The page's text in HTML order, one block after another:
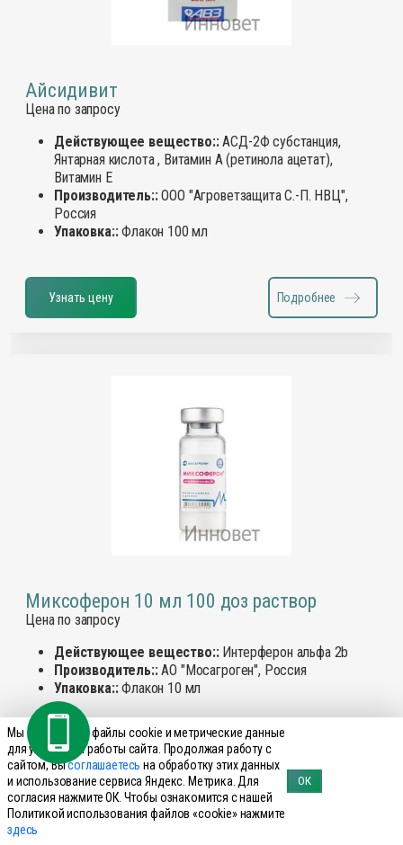
Айсидивит
Цена по запросу
Действующее вещество::АСД-2Ф субстанция,
Янтарная кислота , Витамин А (ретинола ацетат),
Витамин Е
Производитель::ООО "Агроветзащита С.-П. НВЦ",
Россия
Упаковка::Флакон 100 мл
Узнать цену Подробнее
Миксоферон 10 мл 100 доз раствор
Цена по запросу
Действующее вещество::Интерферон альфа 2b
Производитель::АО "Мосагроген", Россия
Упаковка::Флакон 10 мл
Узнать цену
Мы используем файлы cookie и метрические данные
для улучшения работы сайта. Продолжая работу с
сайтом, Высоглашаетесь на обработку этих данных
и использование сервиса Яндекс. Метрика. Для
согласия нажмите ОК. Чтобы ознакомится с нашей
Политикой использования файлов «cookie» нажмите
здесь
ОК